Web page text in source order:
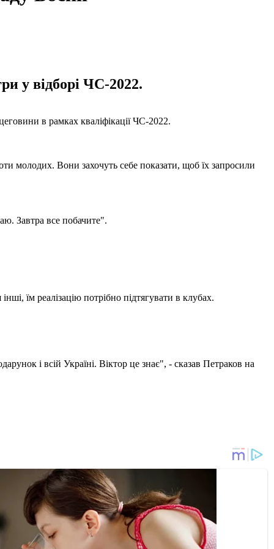
у відборі ЧС-2022.
в рамках кваліфікації ЧС-2022.
молодих. Вони захочуть себе показати, щоб їх запросили
Завтра все побачите".
їм реалізацію потрібно підтягувати в клубах.
і всій Україні. Віктор це знає", - сказав Петраков на